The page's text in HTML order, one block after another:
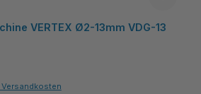
VERTEX Ø2-13mm VDG-13
Versandkosten